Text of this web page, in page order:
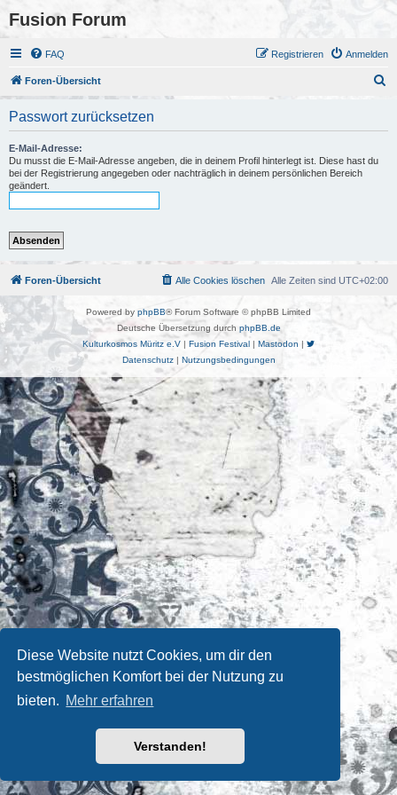
Diese Website nutzt Cookies, um dir den
bestmöglichen Komfort bei der Nutzung zu
bieten. Mehr erfahren
Verstanden!
Fusion Forum
FAQ Anmelden
Registrieren
Foren-Übersicht
Passwort zurücksetzen
E-Mail-Adresse:
Du musst die E-Mail-Adresse angeben, die in deinem Profil hinterlegt ist. Diese hast du
bei der Registrierung angegeben oder nachträglich in deinem persönlichen Bereich
geändert.
Foren-Übersicht Alle Zeiten sind UTC+02:00
Alle Cookies löschen
Powered by phpBB® Forum Software © phpBB Limited
Deutsche Übersetzung durch phpBB.de
Kulturkosmos Müritz e.V | Fusion Festival | Mastodon |
Datenschutz| Nutzungsbedingungen